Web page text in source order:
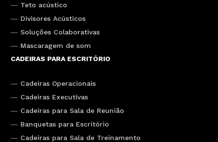
Teto acústico
Divisores Acústicos
Soluções Colaborativas
Mascaragem de som
CADEIRAS PARA ESCRITÓRIO
Cadeiras Operacionais
Cadeiras Executivas
Cadeiras para Sala de Reunião
Banquetas para Escritório
Cadeiras para Sala de Treinamento